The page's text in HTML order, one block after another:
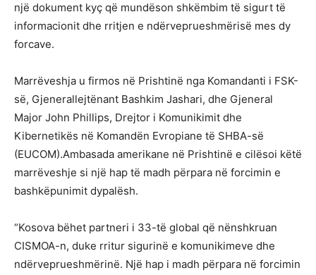
një dokument kyç që mundëson shkëmbim të sigurt të
informacionit dhe rritjen e ndërveprueshmërisë mes dy
forcave.
Marrëveshja u firmos në Prishtinë nga Komandanti i FSK-
së, Gjenerallejtënant Bashkim Jashari, dhe Gjeneral
Major John Phillips, Drejtor i Komunikimit dhe
Kibernetikës në Komandën Evropiane të SHBA-së
(EUCOM).Ambasada amerikane në Prishtinë e cilësoi këtë
marrëveshje si një hap të madh përpara në forcimin e
bashkëpunimit dypalësh.
“Kosova bëhet partneri i 33-të global që nënshkruan
CISMOA-n, duke rritur sigurinë e komunikimeve dhe
ndërveprueshmërinë. Një hap i madh përpara në forcimin